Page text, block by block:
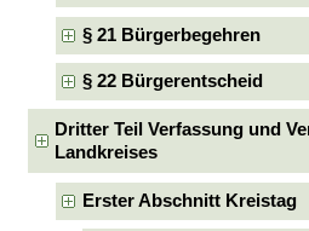
§ 21 Bürgerbegehren
§ 22 Bürgerentscheid
Dritter Teil Verfassung und
Landkreises
Erster Abschnitt Kreistag